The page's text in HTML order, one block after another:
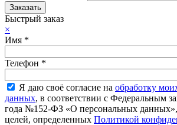
Быстрый заказ
×
Имя *
Телефон *
Я даю своё согласие на обработку
данных, в соответствии с Федеральным
года №152-ФЗ «О персональных данных»,
целей, определенных Политикой